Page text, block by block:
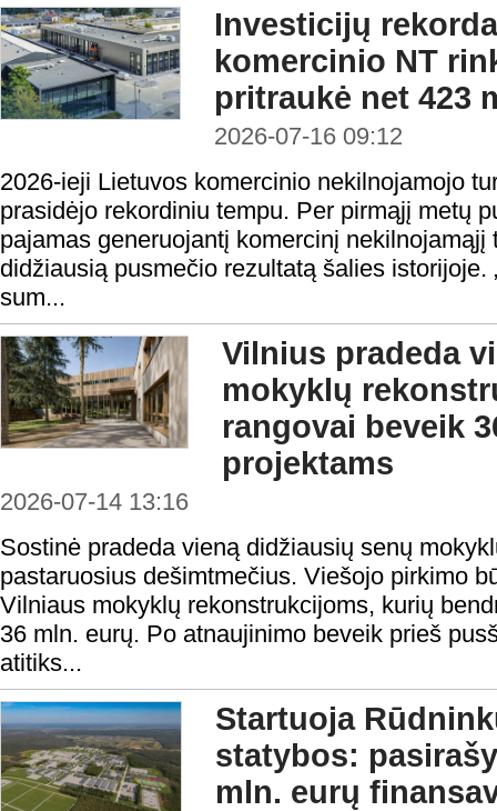
Investicijų
komercinio NT
pritraukė net 423
2026-07-16 09:12
2026-ieji Lietuvos komercinio nekilnojamojo
prasidėjo rekordiniu tempu. Per pirmąjį metų
pajamas generuojantį komercinį
didžiausią pusmečio rezultatą šalies istorijoje.
sum...
Vilnius pradeda
mokyklų
rangovai beveik
projektams
2026-07-14 13:16
Sostinė pradeda vieną didžiausių senų
pastaruosius dešimtmečius. Viešojo pirkimo
Vilniaus mokyklų rekonstrukcijoms, kurių
36 mln. eurų. Po atnaujinimo beveik prieš
atitiks...
Startuoja
statybos:
mln. eurų